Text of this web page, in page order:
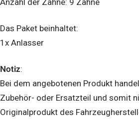
Anzahl der Zähne: 9 Zähne
Das Paket beinhaltet:
1x Anlasser
Notiz:
Bei dem angebotenen Produkt
Zubehör- oder Ersatzteil und somit
Originalprodukt des